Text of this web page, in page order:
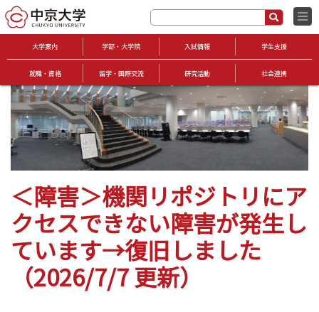
大学案内 学部・大学院 入試情報 学生支援
就職・資格 留学・国際交流 研究活動 社会連携
＜障害＞機関リポジトリにア
クセスできない障害が発生し
ています→復旧しました
（2026/7/7 更新）